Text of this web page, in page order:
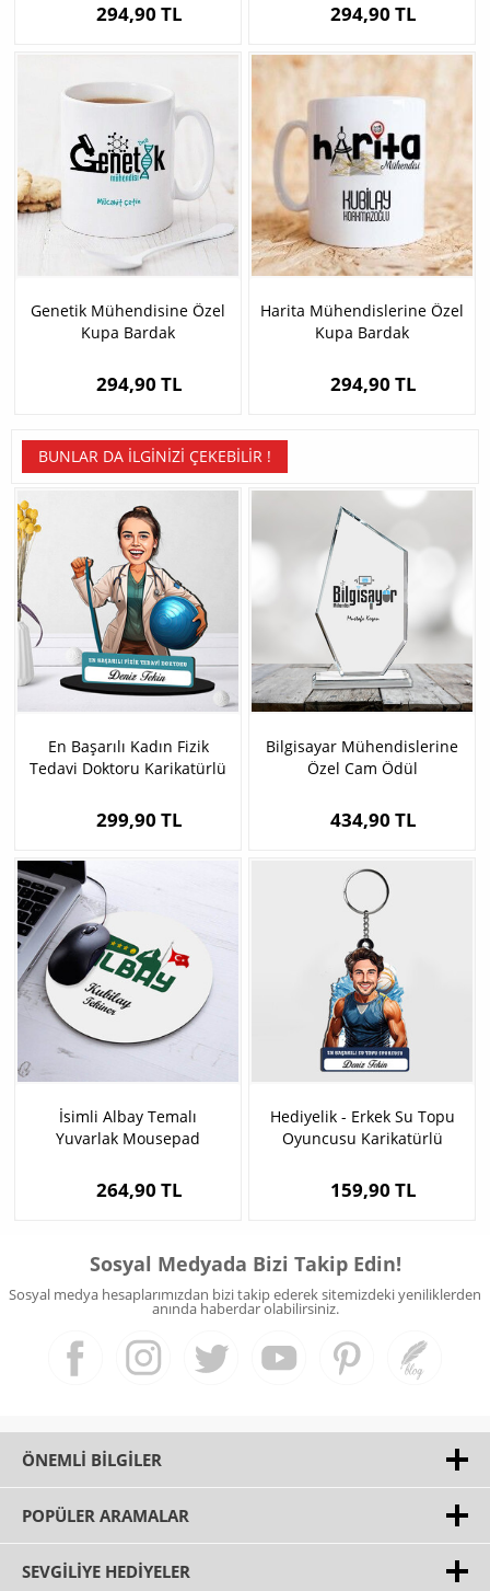
294,90 TL 294,90 TL
Genetik Mühendisine Özel
Kupa Bardak
294,90 TL
Harita Mühendislerine Özel
Kupa Bardak
294,90 TL
BUNLAR DA İLGINIZI ÇEKEBILIR !
En Başarılı Kadın Fizik
Tedavi Doktoru Karikatürlü
299,90 TL
Bilgisayar Mühendislerine
Özel Cam Ödül
434,90 TL
İsimli Albay Temalı
Yuvarlak Mousepad
264,90 TL
Hediyelik - Erkek Su Topu
Oyuncusu Karikatürlü
159,90 TL
Sosyal Medyada Bizi Takip Edin!
Sosyal medya hesaplarımızdan bizi takip ederek sitemizdeki yeniliklerden
anında haberdar olabilirsiniz.
ÖNEMLI BILGILER
POPÜLER ARAMALAR
SEVGILIYE HEDIYELER